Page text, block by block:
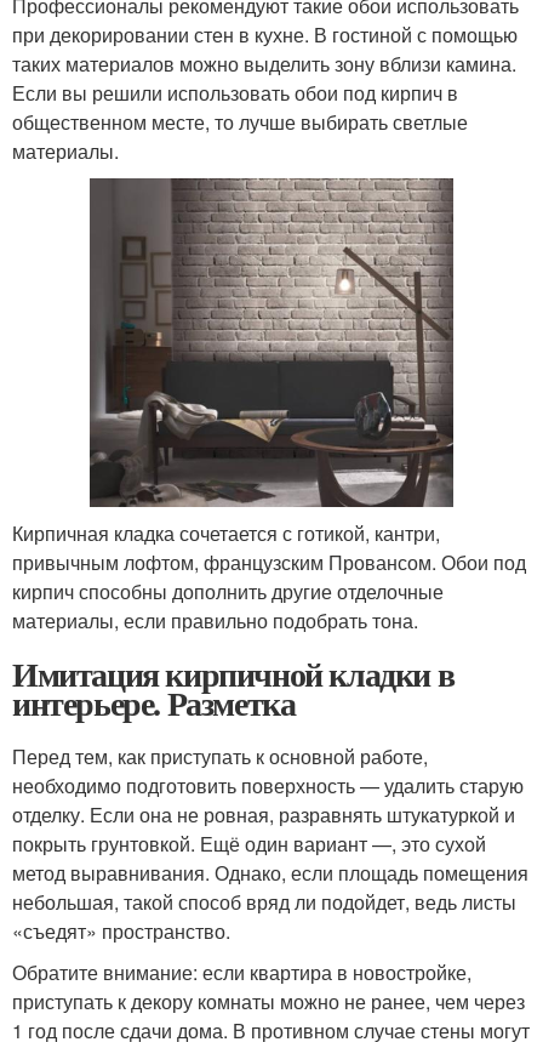
при декорировании стен в кухне. В гостиной с помощью
таких материалов можно выделить зону вблизи камина.
Если вы решили использовать обои под кирпич в
общественном месте, то лучше выбирать светлые
материалы.
Кирпичная кладка сочетается с готикой, кантри,
привычным лофтом, французским Провансом. Обои под
кирпич способны дополнить другие отделочные
материалы, если правильно подобрать тона.
Имитация кирпичной кладки в
интерьере. Разметка
Перед тем, как приступать к основной работе,
необходимо подготовить поверхность — удалить старую
отделку. Если она не ровная, разравнять штукатуркой и
покрыть грунтовкой. Ещё один вариант —, это сухой
метод выравнивания. Однако, если площадь помещения
небольшая, такой способ вряд ли подойдет, ведь листы
«съедят» пространство.
Обратите внимание: если квартира в новостройке,
приступать к декору комнаты можно не ранее, чем через
1 год после сдачи дома. В противном случае стены могут